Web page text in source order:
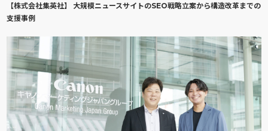
【株式会社集英社】 大規模ニュースサイトのSEO戦略立案から構造改革までの
支援事例